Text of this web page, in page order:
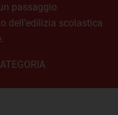
passaggio
dell’edilizia scolastica